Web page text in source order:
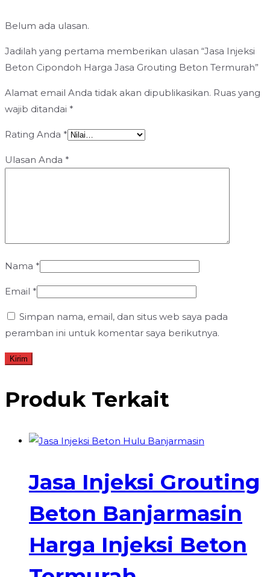
Belum ada ulasan.
Jadilah yang pertama memberikan ulasan “Jasa Injeksi
Beton Cipondoh Harga Jasa Grouting Beton Termurah”
Alamat email Anda tidak akan dipublikasikan. Ruas yang
wajib ditandai *
Rating Anda *
Ulasan Anda *
Nama *
Email *
Simpan nama, email, dan situs web saya pada
peramban ini untuk komentar saya berikutnya.
Produk Terkait
Jasa Injeksi Grouting
Beton Banjarmasin
Harga Injeksi Beton